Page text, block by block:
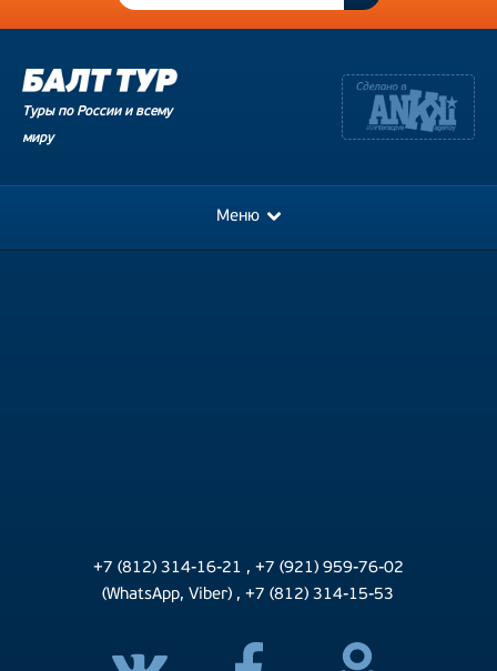
Туры по России и всему
миру
Меню
+7 (812) 314-16-21 , +7 (921) 959-76-02
(WhatsApp, Viber) ,+7 (812) 314-15-53